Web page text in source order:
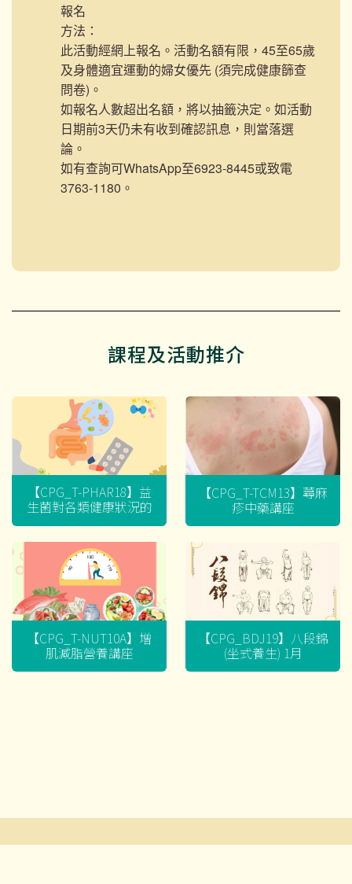
報名
方法：
此活動經網上報名。活動名額有限，45至65歲
及身體適宜運動的婦女優先 (須完成健康篩查
問卷)。
如報名人數超出名額，將以抽籤決定。如活動
日期前3天仍未有收到確認訊息，則當落選
論。
如有查詢可WhatsApp至6923-8445或致電
3763-1180。
課程及活動推介
【CPG_T-PHAR18】益
生菌對各類健康狀況的
迷思
【CPG_T-TCM13】蕁麻
疹中藥講座
【CPG_T-NUT10A】增
肌減脂營養講座
【CPG_BDJ19】八段錦
(坐式養生) 1月
章